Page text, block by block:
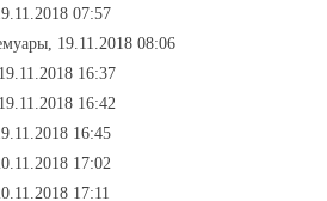
07:57
19.11.2018 08:06
16:37
16:42
16:45
17:02
17:11